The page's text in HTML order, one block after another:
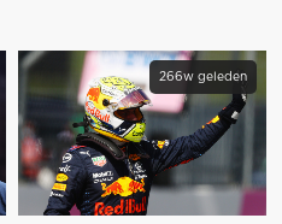
266w geleden